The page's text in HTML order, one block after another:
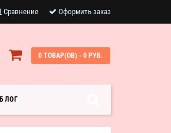
Сравнение Оформить заказ
0 ТОВАР(ОВ) - 0 РУБ.
БЛОГ